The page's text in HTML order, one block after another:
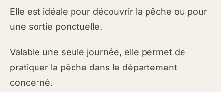
Elle est idéale pour découvrir la pêche ou pour
une sortie ponctuelle.
Valable une seule journée, elle permet de
pratiquer la pêche dans le département
concerné.